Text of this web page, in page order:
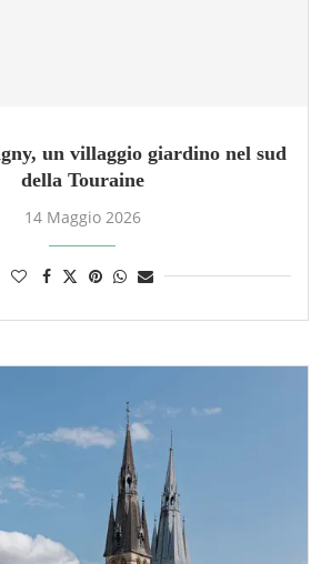
un villaggio giardino nel sud
della Touraine
14 Maggio 2026